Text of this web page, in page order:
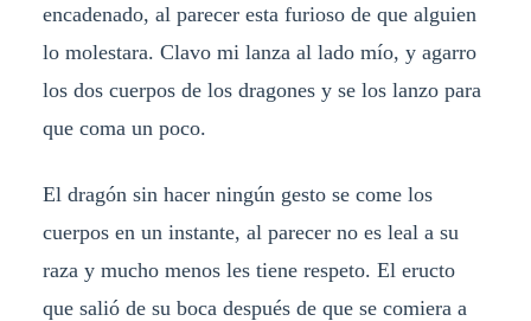
encadenado, al parecer esta furioso de que alguien
lo molestara. Clavo mi lanza al lado mío, y agarro
los dos cuerpos de los dragones y se los lanzo para
que coma un poco.
El dragón sin hacer ningún gesto se come los
cuerpos en un instante, al parecer no es leal a su
raza y mucho menos les tiene respeto. El eructo
que salió de su boca después de que se comiera a